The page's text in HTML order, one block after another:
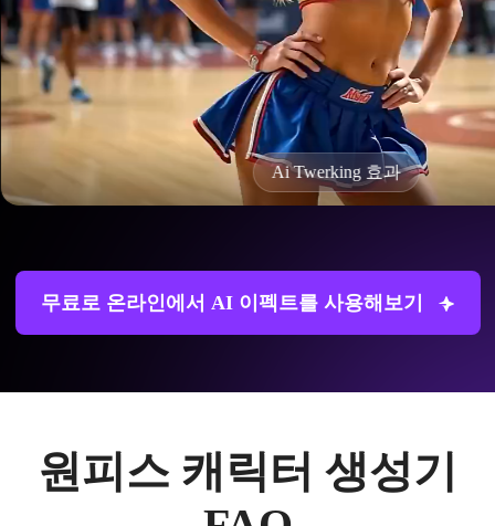
Ai Twerking 효과
무료로 온라인에서 AI 이펙트를 사용해보기
원피스 캐릭터 생성기